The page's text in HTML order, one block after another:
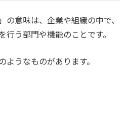
の意味は、企業や組織の中で、
う部門や機能のことです。
うなものがあります。